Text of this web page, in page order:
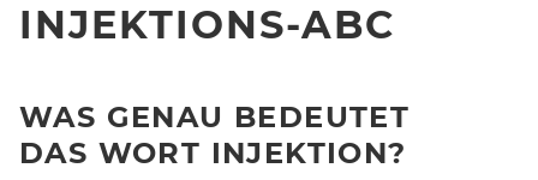
INJEKTIONS-ABC
WAS GENAU BEDEUTET
DAS WORT INJEKTION?